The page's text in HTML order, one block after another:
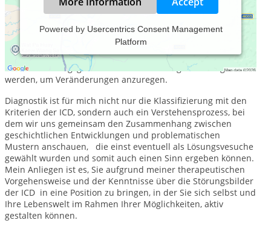
Powered by Usercentrics Consent Management
Platform
Ich biete Ihnen in meiner humanistisch und systemisch
geprägten Privatpraxis Einzel-, Paar-und Familientherapie,
wobei erfahrungsgemäß nicht viele Sitzungen benötigt
werden, um Veränderungen anzuregen.
Diagnostik ist für mich nicht nur die Klassifizierung mit den
Kriterien der ICD, sondern auch ein Verstehensprozess, bei
dem wir uns gemeinsam den Zusammenhang zwischen
geschichtlichen Entwicklungen und problematischen
Mustern anschauen, die einst eventuell als Lösungsvesuche
gewählt wurden und somit auch einen Sinn ergeben können.
Mein Anliegen ist es, Sie aufgrund meiner therapeutischen
Vorgehensweise und der Kenntnisse über die Störungsbilder
der ICD in eine Position zu bringen, in der Sie sich selbst und
Ihre Lebenswelt im Rahmen Ihrer Möglichkeiten, aktiv
gestalten können.